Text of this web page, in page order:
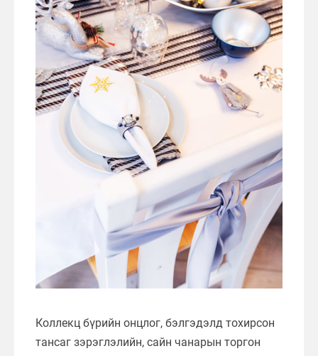
Коллекц бүрийн онцлог, бэлгэдэлд тохирсон
тансаг зэрэглэлийн, сайн чанарын торгон